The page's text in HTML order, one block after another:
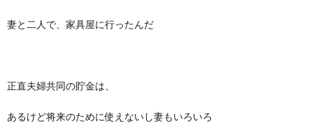
妻と二人で、家具屋に行ったんだ
正直夫婦共同の貯金は、
あるけど将来のために使えないし妻もいろいろ